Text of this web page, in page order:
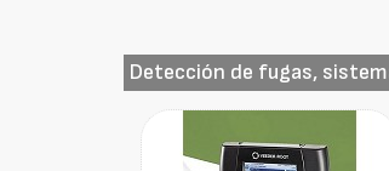
Detección de fugas,